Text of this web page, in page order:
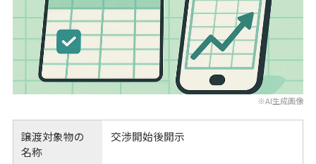
※AI生成画像
譲渡対象物の
名称
交渉開始後開示